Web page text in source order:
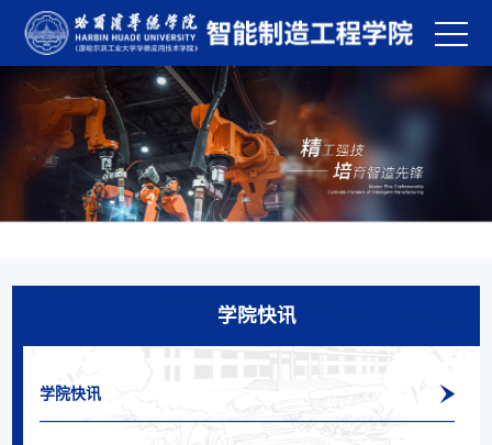
学院快讯
学院快讯